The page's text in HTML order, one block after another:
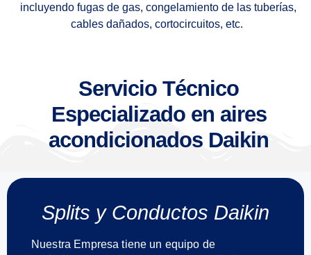
Servicio Técnico
Especializado en aires
acondicionados Daikin
incluyendo fugas de gas, congelamiento de las tuberías,
cables dañados, cortocircuitos, etc.
Splits y Conductos Daikin
Nuestra Empresa tiene un equipo de